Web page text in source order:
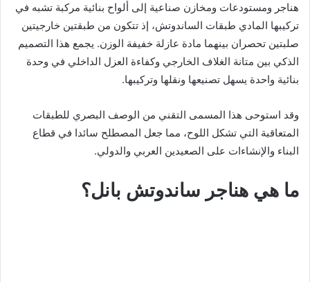
هناجر ومستودعات ومخازن صناعية إلى ألواح بنائية مركبة تشبه في
تركيبها المادي طبقات الساندوتش، إذ تتكون من طبقتين خارجيتين
صلبتين تحصران بينهما مادة عازلة خفيفة الوزن. يجمع هذا التصميم
الذكي بين متانة الغلاف الخارجي وكفاءة العزل الداخلي في وحدة
بنائية واحدة يسهل تصنيعها ونقلها وتركيبها.
وقد استوحى هذا المسمى التقني من الوصف البصري للطبقات
المتعاقبة التي تشكل اللوح، مما جعل المصطلح سائدا في قطاع
البناء والإنشاءات على الصعيدين العربي والدولي.
ما هي هناجر ساندوتش بانل؟